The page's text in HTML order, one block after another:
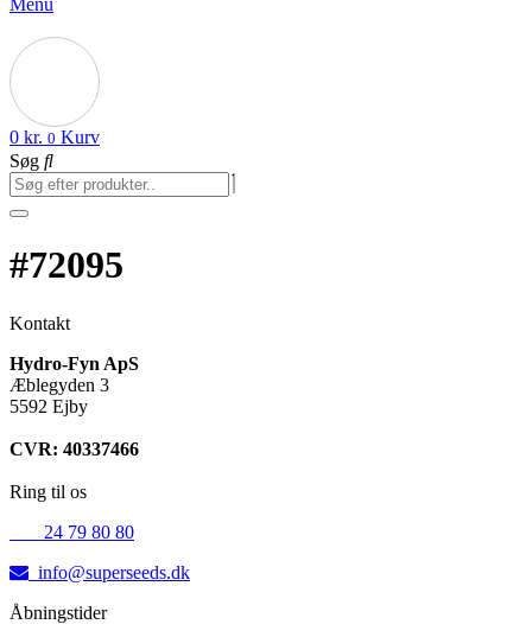
0 kr. 0 Kurv
Søg
#72095
Kontakt
Hydro-Fyn ApS
Æblegyden 3
5592 Ejby
CVR: 40337466
Ring til os
24 79 80 80
info@superseeds.dk
Åbningstider